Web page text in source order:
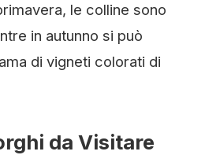
le colline sono
in autunno si può
di vigneti colorati di
da Visitare